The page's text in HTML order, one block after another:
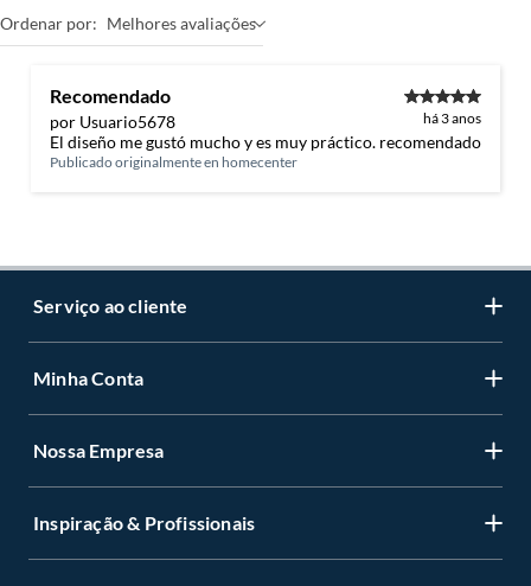
Ordenar por: Melhores avaliações
Recomendado
por Usuario5678 há 3 anos
El diseño me gustó mucho y es muy práctico. recomendado
Publicado originalmente en homecenter
Serviço ao cliente
Centro de ajuda
Política de Zona de Preços
Minha Conta
Cadastre-se
Nossa Empresa
Quem somos
Inspiração & Profissionais